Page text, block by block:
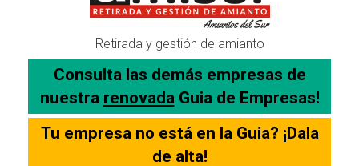
Retirada y gestión de amianto
Consulta las demás empresas de
nuestra renovada Guia de Empresas!
Tu empresa no está en la Guia? ¡Dala
de alta!